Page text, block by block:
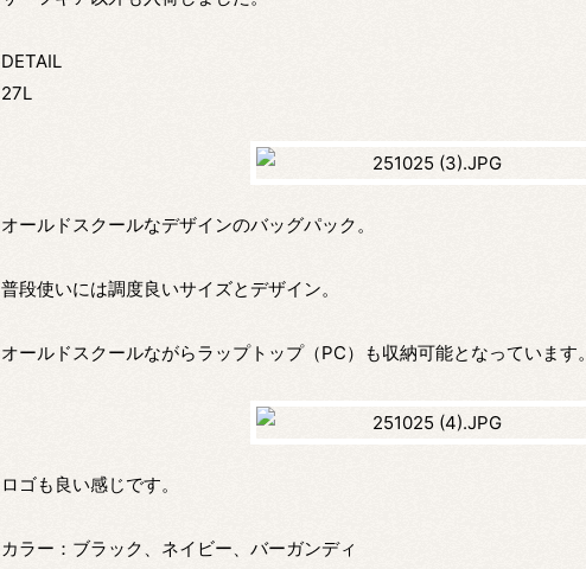
DETAIL
27L
オールドスクールなデザインのバッグパック。
普段使いには調度良いサイズとデザイン。
オールドスクールながらラップトップ（PC）も収納可能となっています。
ロゴも良い感じです。
カラー：ブラック、ネイビー、バーガンディ